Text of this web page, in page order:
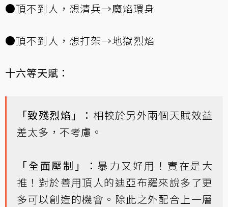
●頂不到人，想清兵→魔焰環身
●頂不到人，想打架→地獄烈焰
十六等天賦：
「致殘烈焰」： 相較於另外兩個天賦效益
差太多，不考慮。
「全面壓制」：暴力又好用！實在是大
推！對於善用頂人的迪亞布羅來說多了更
多可以創造的機會。除此之外配合上一層